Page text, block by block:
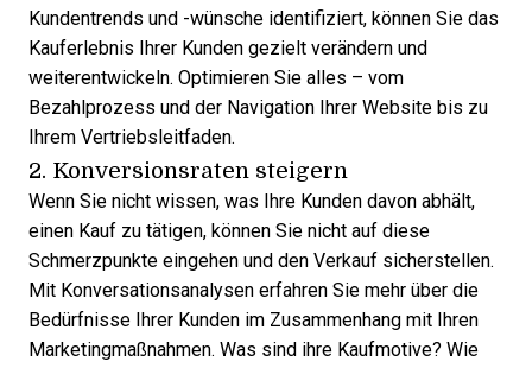
Kundentrends und -wünsche identifiziert, können Sie das
Kauferlebnis Ihrer Kunden gezielt verändern und
weiterentwickeln. Optimieren Sie alles – vom
Bezahlprozess und der Navigation Ihrer Website bis zu
Ihrem Vertriebsleitfaden.
2. Konversionsraten steigern
Wenn Sie nicht wissen, was Ihre Kunden davon abhält,
einen Kauf zu tätigen, können Sie nicht auf diese
Schmerzpunkte eingehen und den Verkauf sicherstellen.
Mit Konversationsanalysen erfahren Sie mehr über die
Bedürfnisse Ihrer Kunden im Zusammenhang mit Ihren
Marketingmaßnahmen. Was sind ihre Kaufmotive? Wie